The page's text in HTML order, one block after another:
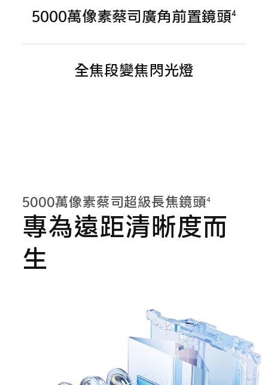
5000萬像素蔡司廣角前置鏡頭4
全焦段變焦閃光燈
5000萬像素蔡司超級長焦鏡頭4
專為遠距清晰度而
生